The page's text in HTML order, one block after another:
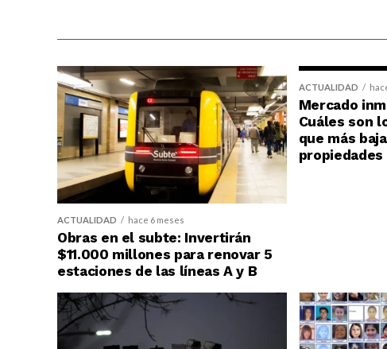
ACTUALIDAD hace 6 meses
Obras en el subte: Invertirán
$11.000 millones para renovar 5
estaciones de las líneas A y B
ACTUALIDAD
Mercado
Cuáles son
que más
propiedades